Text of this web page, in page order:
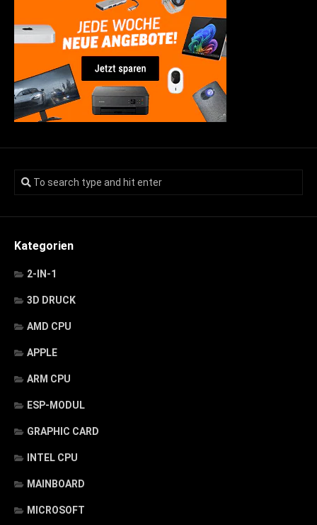
Kategorien
2-IN-1
3D DRUCK
AMD CPU
APPLE
ARM CPU
ESP-MODUL
GRAPHIC CARD
INTEL CPU
MAINBOARD
MICROSOFT